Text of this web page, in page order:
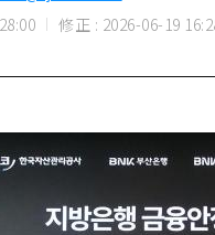
修正 : 2026-06-19